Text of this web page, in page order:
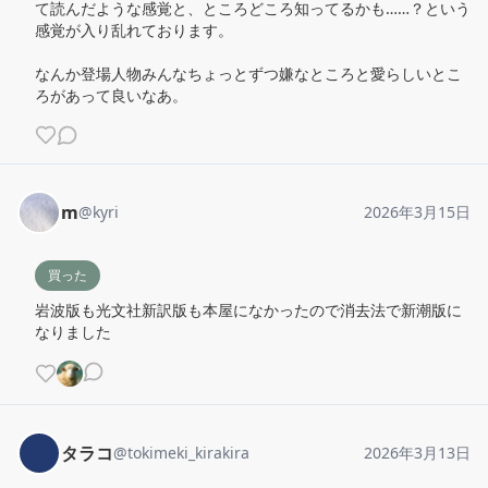
て読んだような感覚と、ところどころ知ってるかも……？という
感覚が入り乱れております。
なんか登場人物みんなちょっとずつ嫌なところと愛らしいとこ
ろがあって良いなあ。
m@kyri 2026年3月15日
買った
岩波版も光文社新訳版も本屋になかったので消去法で新潮版に
なりました
タラコ@tokimeki_kirakira 2026年3月13日